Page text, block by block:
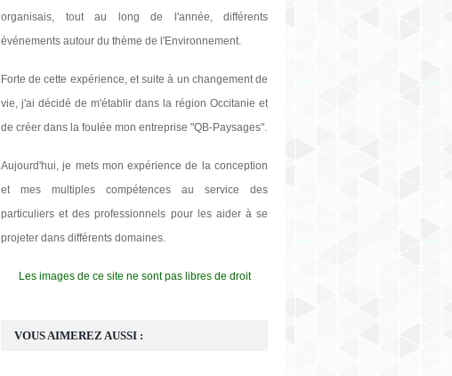
VOUS AIMEREZ AUSSI :
organisais, tout au long de l'année, différents
événements autour du thème de l'Environnement.
Forte de cette expérience, et suite à un changement de
vie, j'ai décidé de m'établir dans la région Occitanie et
de créer dans la foulée mon entreprise "QB-Paysages".
Aujourd'hui, je mets mon expérience de la conception
et mes multiples compétences au service des
particuliers et des professionnels pour les aider à se
projeter dans différents domaines.
Les images de ce site ne sont pas libres de droit